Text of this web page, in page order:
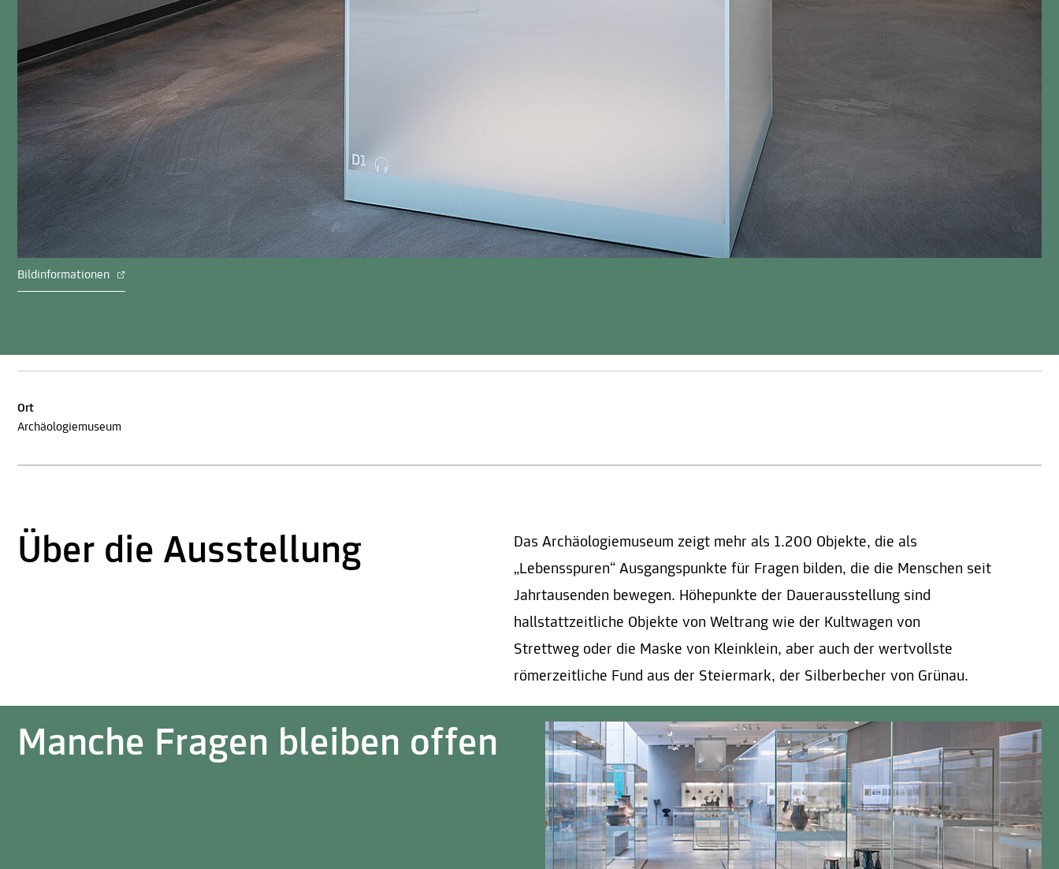
Bildinformationen
Ort
Archäologiemuseum
Über die Ausstellung
Das Archäologiemuseum zeigt mehr als 1.200 Objekte, die als
„Lebensspuren“ Ausgangspunkte für Fragen bilden, die die Menschen seit
Jahrtausenden bewegen. Höhepunkte der Dauerausstellung sind
hallstattzeitliche Objekte von Weltrang wie der Kultwagen von
Strettweg oder die Maske von Kleinklein, aber auch der wertvollste
römerzeitliche Fund aus der Steiermark, der Silberbecher von Grünau.
Manche Fragen bleiben offen